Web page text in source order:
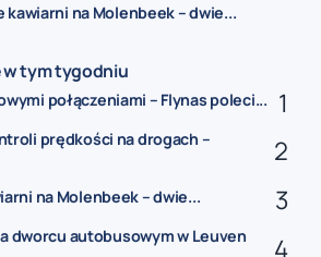
kawiarni na Molenbeek – dwie...
tym tygodniu
połączeniami – Flynas poleci...
prędkości na drogach –
na Molenbeek – dwie...
dworcu autobusowym w Leuven